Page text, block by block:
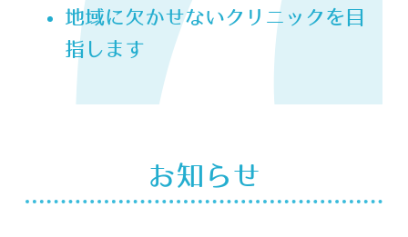
地域に欠かせないクリニックを目
指します
お知らせ